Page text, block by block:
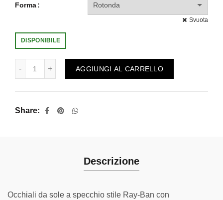
Forma
Svuota
DISPONIBILE
AGGIUNGI AL CARRELLO
Share
Descrizione
Occhiali da sole a specchio stile Ray-Ban con